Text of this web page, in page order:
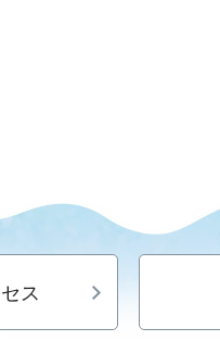
ス